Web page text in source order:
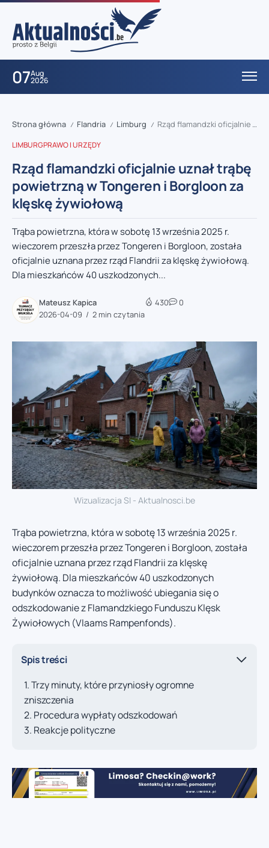
07Aug
2026
Strona główna / Flandria / Limburg / Rząd flamandzki oficjalnie uznał trąbę powietrzną w Tongeren i Borgloon za klęskę żywiołową
LIMBURGPRAWO I URZĘDY
Rząd flamandzki oficjalnie uznał trąbę
powietrzną w Tongeren i Borgloon za
klęskę żywiołową
Trąba powietrzna, która w sobotę 13 września 2025 r.
wieczorem przeszła przez Tongeren i Borgloon, została
oficjalnie uznana przez rząd Flandrii za klęskę żywiołową.
Dla mieszkańców 40 uszkodzonych...
Mateusz Kapica
2026-04-09
2 min czytania
430 0
Wizualizacja SI - Aktualnosci.be
Trąba powietrzna, która w sobotę 13 września 2025 r.
wieczorem przeszła przez Tongeren i Borgloon, została
oficjalnie uznana przez rząd Flandrii za klęskę
żywiołową. Dla mieszkańców 40 uszkodzonych
budynków oznacza to możliwość ubiegania się o
odszkodowanie z Flamandzkiego Funduszu Klęsk
Żywiołowych (Vlaams Rampenfonds).
Spis treści
Trzy minuty, które przyniosły ogromne
zniszczenia
Procedura wypłaty odszkodowań
Reakcje polityczne